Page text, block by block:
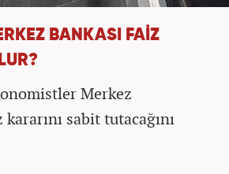
BANKASI FAİZ
Merkez
kararını sabit tutacağını